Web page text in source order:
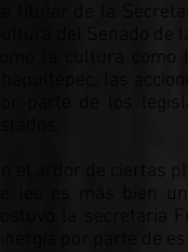
La titular de la
Cultura del Senado
como la cultura
Chapultepec, las
por parte de los
En el ardor de ciertas
se lee es más bien
sostuvo la secretaria
sinergia por parte de